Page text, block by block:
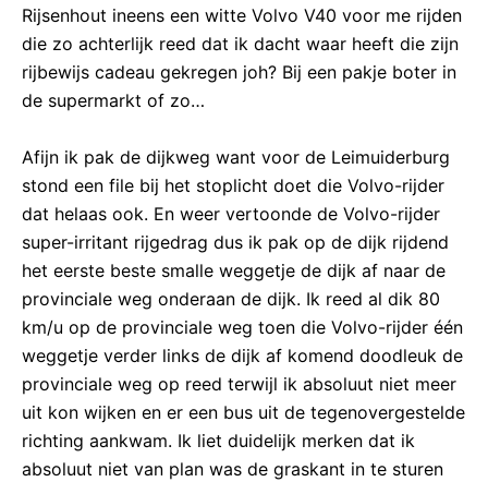
Rijsenhout ineens een witte Volvo V40 voor me rijden
die zo achterlijk reed dat ik dacht waar heeft die zijn
rijbewijs cadeau gekregen joh? Bij een pakje boter in
de supermarkt of zo…
Afijn ik pak de dijkweg want voor de Leimuiderburg
stond een file bij het stoplicht doet die Volvo-rijder
dat helaas ook. En weer vertoonde de Volvo-rijder
super-irritant rijgedrag dus ik pak op de dijk rijdend
het eerste beste smalle weggetje de dijk af naar de
provinciale weg onderaan de dijk. Ik reed al dik 80
km/u op de provinciale weg toen die Volvo-rijder één
weggetje verder links de dijk af komend doodleuk de
provinciale weg op reed terwijl ik absoluut niet meer
uit kon wijken en er een bus uit de tegenovergestelde
richting aankwam. Ik liet duidelijk merken dat ik
absoluut niet van plan was de graskant in te sturen